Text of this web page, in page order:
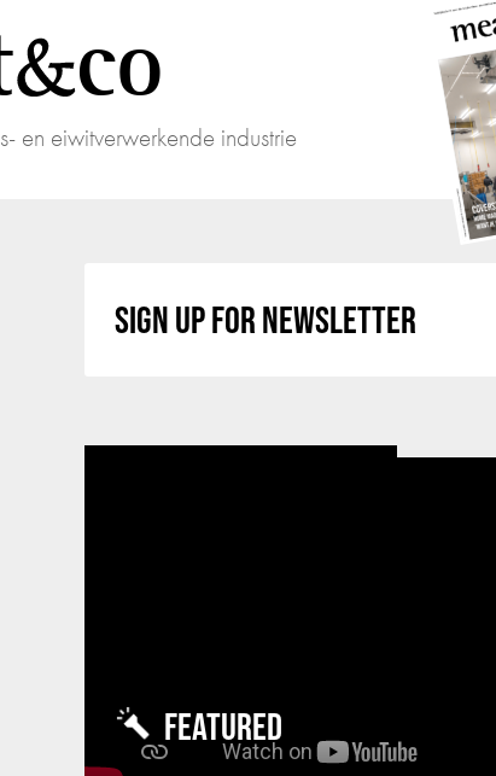
co
en eiwitverwerkende industrie
SIGN UP FOR NEWSLETTER
FEATURED